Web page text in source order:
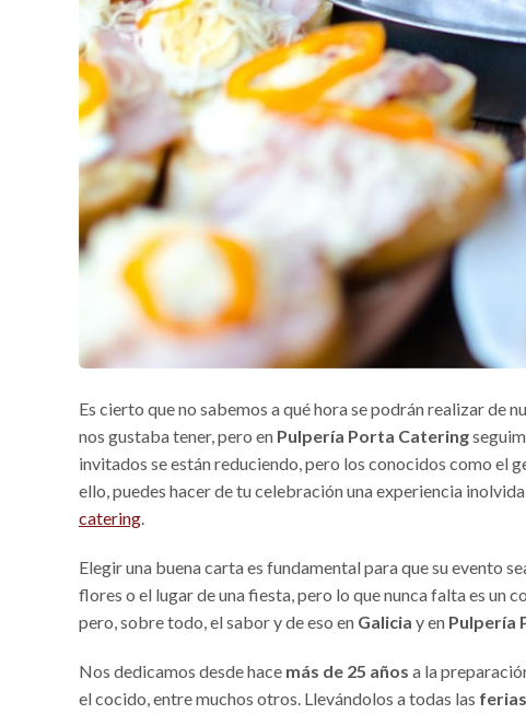
Es cierto que no sabemos a qué hora se podrán realizar de
nos gustaba tener, pero en Pulpería Porta Catering
invitados se están reduciendo, pero los conocidos como el
ello, puedes hacer de tu celebración una experiencia
catering.
Elegir una buena carta es fundamental para que su evento
flores o el lugar de una fiesta, pero lo que nunca falta es un
pero, sobre todo, el sabor y de eso en Galicia y en Pulpería
Nos dedicamos desde hace más de 25 años a la
el cocido, entre muchos otros. Llevándolos a todas las